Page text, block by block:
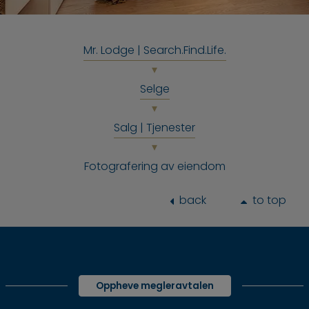
Mr. Lodge | Search.Find.Life.
Selge
Salg | Tjenester
Fotografering av eiendom
back to top
Oppheve megleravtalen